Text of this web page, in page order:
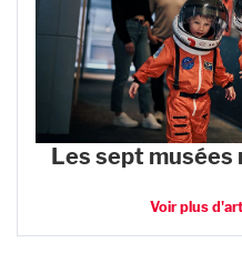
Les sept musées
Voir plus